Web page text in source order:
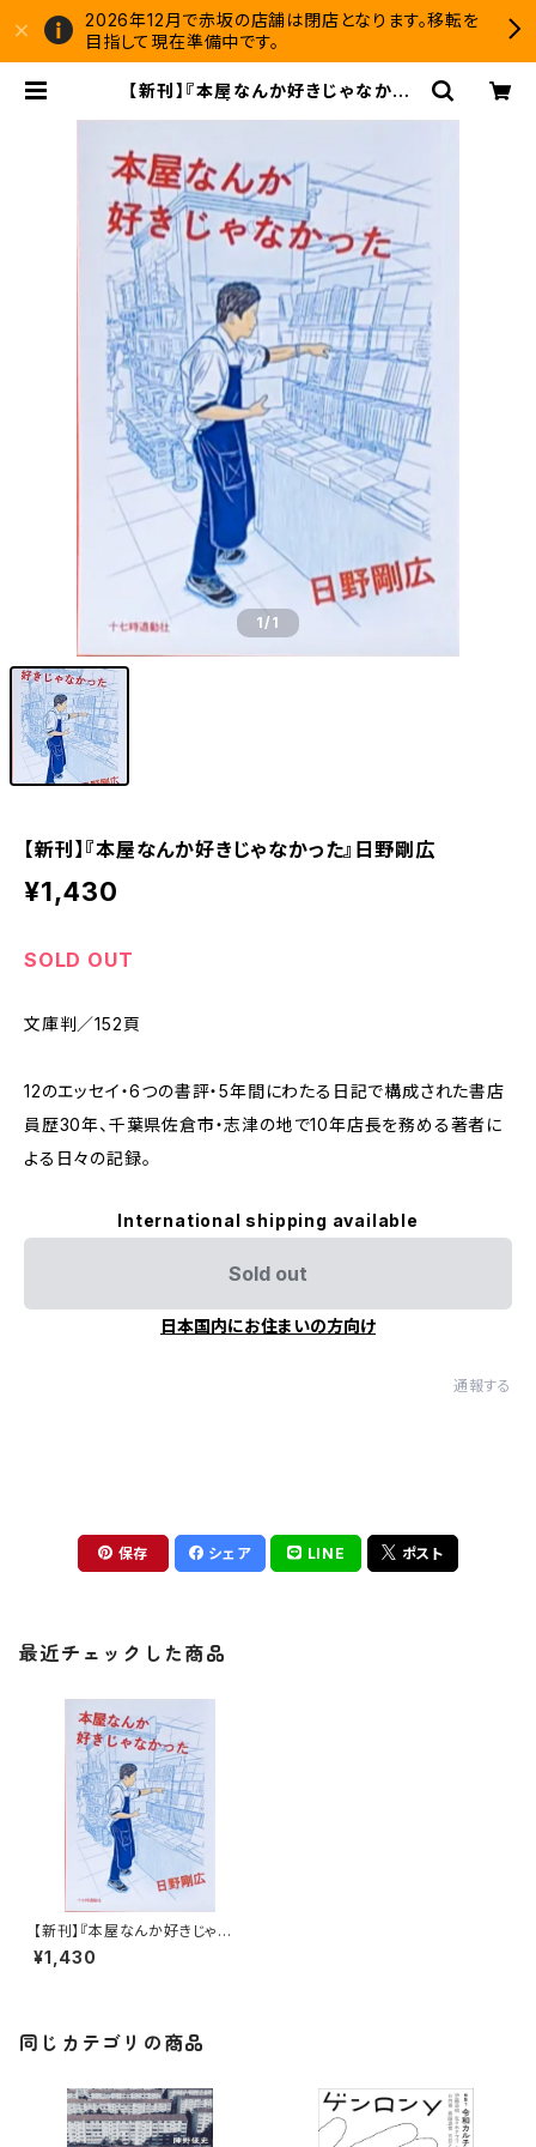
2026年12月で赤坂の店舗は閉店となります。移転を
目指して現在準備中です。
【新刊】『本屋なんか好きじゃなかっ
1/1
【新刊】『本屋なんか好きじゃなかった』日野剛広
¥1,430
SOLD OUT
文庫判／152頁
12のエッセイ・6つの書評・5年間にわたる日記で構成された書店
員歴30年、千葉県佐倉市・志津の地で10年店長を務める著者に
よる日々の記録。
International shipping available
Sold out
日本国内にお住まいの方向け
通報する
保存 シェア LINE ポスト
最近チェックした商品
【新刊】『本屋なんか好きじゃな
かった』日野剛広
¥1,430
同じカテゴリの商品